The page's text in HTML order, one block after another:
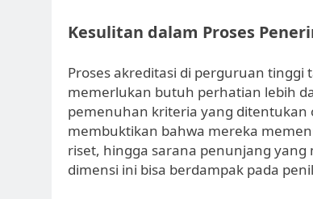
Kesulitan dalam Proses
Proses akreditasi di perguruan
memerlukan butuh perhatian lebih
pemenuhan kriteria yang ditentukan
membuktikan bahwa mereka
riset, hingga sarana penunjang
dimensi ini bisa berdampak pada